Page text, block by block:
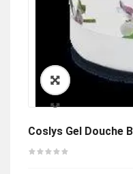
🔍
Coslys Gel Douche